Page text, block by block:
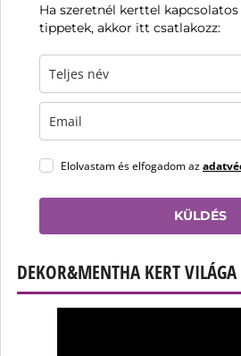
Ha szeretnél kerttel
tippetek, akkor itt csatlakozz:
Elolvastam és elfogadom az
KÜLDÉS
DEKOR&MENTHA KERT VILÁGA